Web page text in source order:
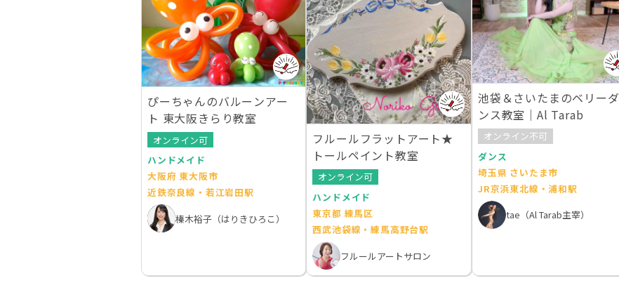
ぴーちゃんのバルーンアー
ト 東大阪きらり教室
オンライン可
ハンドメイド
大阪府 東大阪市
近鉄奈良線・若江岩田駅
榛木裕子（はりきひろこ）
フルールフラットアート★
トールペイント教室
オンライン可
ハンドメイド
東京都 練馬区
西武池袋線・練馬高野台駅
フルールアートサロン
池袋＆さいたまのベリーダ
ンス教室｜Al Tarab
オンライン不可
ダンス
埼玉県 さいたま市
JR京浜東北線・浦和駅
tae（Al Tarab主宰）